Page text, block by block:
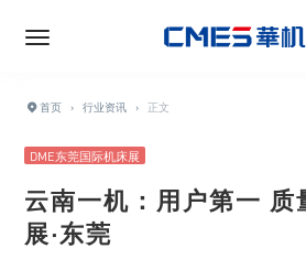
首页 › 行业资讯 › 正文
DME东莞国际机床展
云南一机：用户第一
展·东莞